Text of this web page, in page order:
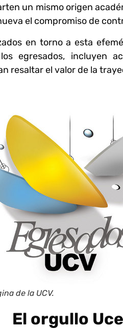
un mismo origen
el compromiso de
en torno a esta
egresados, incluyen
resaltar el valor de la
de la UCV.
El orgullo